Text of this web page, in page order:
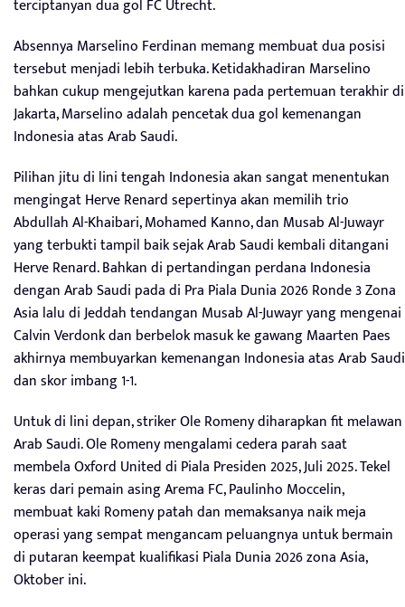
terciptanyan dua gol FC Utrecht.
Absennya Marselino Ferdinan memang membuat dua posisi
tersebut menjadi lebih terbuka. Ketidakhadiran Marselino
bahkan cukup mengejutkan karena pada pertemuan terakhir di
Jakarta, Marselino adalah pencetak dua gol kemenangan
Indonesia atas Arab Saudi.
Pilihan jitu di lini tengah Indonesia akan sangat menentukan
mengingat Herve Renard sepertinya akan memilih trio
Abdullah Al-Khaibari, Mohamed Kanno, dan Musab Al-Juwayr
yang terbukti tampil baik sejak Arab Saudi kembali ditangani
Herve Renard. Bahkan di pertandingan perdana Indonesia
dengan Arab Saudi pada di Pra Piala Dunia 2026 Ronde 3 Zona
Asia lalu di Jeddah tendangan Musab Al-Juwayr yang mengenai
Calvin Verdonk dan berbelok masuk ke gawang Maarten Paes
akhirnya membuyarkan kemenangan Indonesia atas Arab Saudi
dan skor imbang 1-1.
Untuk di lini depan, striker Ole Romeny diharapkan fit melawan
Arab Saudi. Ole Romeny mengalami cedera parah saat
membela Oxford United di Piala Presiden 2025, Juli 2025. Tekel
keras dari pemain asing Arema FC, Paulinho Moccelin,
membuat kaki Romeny patah dan memaksanya naik meja
operasi yang sempat mengancam peluangnya untuk bermain
di putaran keempat kualifikasi Piala Dunia 2026 zona Asia,
Oktober ini.